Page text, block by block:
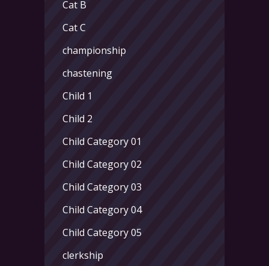
Cat B
Cat C
championship
chastening
Child 1
Child 2
Child Category 01
Child Category 02
Child Category 03
Child Category 04
Child Category 05
clerkship